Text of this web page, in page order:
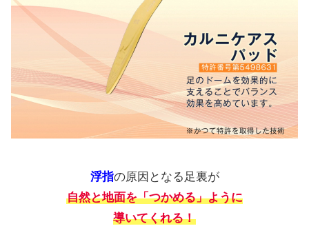
浮指の原因となる足裏が
自然と地面を「つかめる」ように
導いてくれる！